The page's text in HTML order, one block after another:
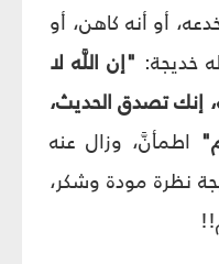
أو أنه كاهن، أو
خديجة: "إن اللَّه لا
إنك تصدق الحديث،
اطمأنَّ، وزال عنه
نظرة مودة وشكر،